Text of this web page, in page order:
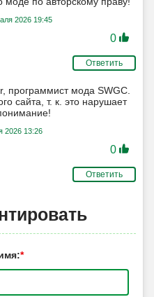
2026 19:45
0
Ответить
программист мода SWGC.
сайта, т. к. это нарушает
2026 13:26
0
Ответить
*